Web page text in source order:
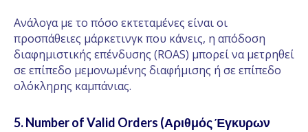
Ανάλογα με το πόσο εκτεταμένες είναι οι
προσπάθειες μάρκετινγκ που κάνεις, η απόδοση
διαφημιστικής επένδυσης (ROAS) μπορεί να μετρηθεί
σε επίπεδο μεμονωμένης διαφήμισης ή σε επίπεδο
ολόκληρης καμπάνιας.
5.Number of Valid Orders (Αριθμός Έγκυρων